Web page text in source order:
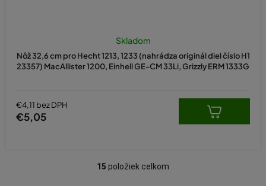
Nôž 32,6 cm pro Hecht 1213, 1233 (nahrádza originál diel číslo H1
23357) MacAllister 1200, Einhell GE-CM 33Li, Grizzly ERM 1333G
hodnotenie
produktu
je
5,0
Skladom
€4,11 bez DPH
€5,05
O
15 položiek celkom